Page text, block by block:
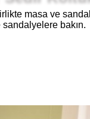
masa ve
bakın.